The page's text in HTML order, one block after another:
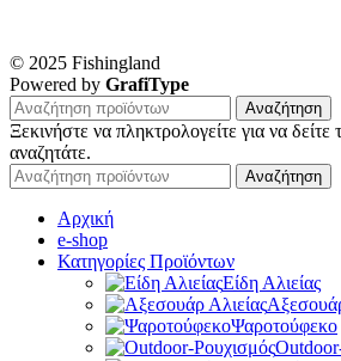
© 2025 Fishingland
Powered by GrafiType
Αναζήτηση
Ξεκινήστε να πληκτρολογείτε για να δείτε
αναζητάτε.
Αναζήτηση
Αρχική
e-shop
Κατηγορίες Προϊόντων
Είδη Αλιείας
Ψαροτούφεκο